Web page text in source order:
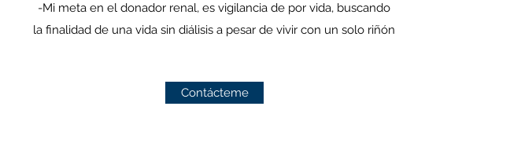
-Mi meta en el donador renal, es vigilancia de por vida, buscando
la finalidad de una vida sin diálisis a pesar de vivir con un solo riñón
Contácteme